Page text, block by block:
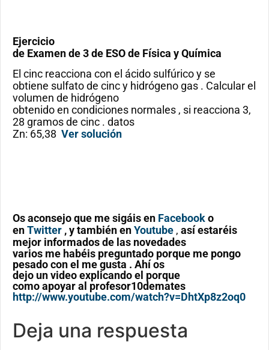
Ejercicio
de Examen de 3 de ESO de Física y Química
El cinc reacciona con el ácido sulfúrico y se
obtiene sulfato de cinc y hidrógeno gas . Calcular el
volumen de hidrógeno
obtenido en condiciones normales , si reacciona 3,
28 gramos de cinc . datos
Zn: 65,38 Ver solución
Os aconsejo que me sigáis en Facebooko
enTwitter , y también enYoutube , así estaréis
mejor informados de las novedades
varios me habéis preguntado porque me pongo
pesado con el me gusta . Ahí os
dejo un video explicando el porque
como apoyar al profesor10demates
http://www.youtube.com/watch?v=DhtXp8z2oq0
Deja una respuesta